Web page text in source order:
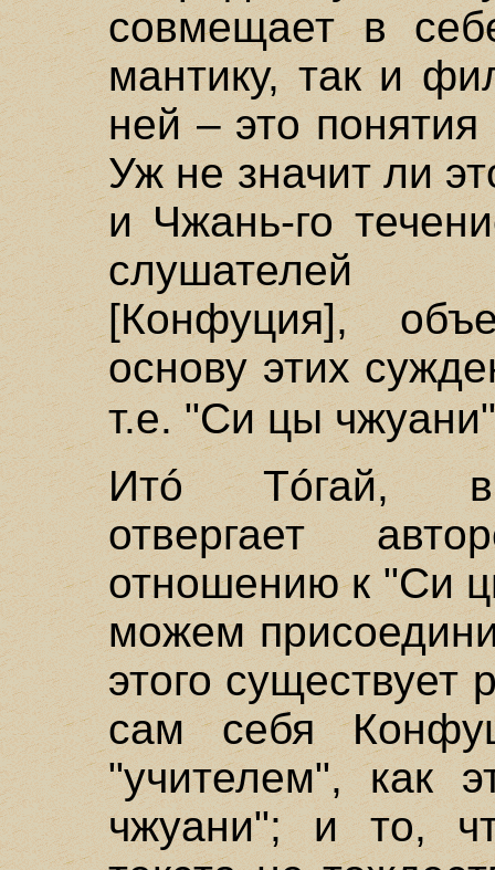
совмещает в
мантику, так и
ней – это
Уж не значит ли
и Чжань-го
слушателей
[Конфуция],
основу этих
т.е. "Си цы
Итó Тóгай,
отвергает
отношению к "Си
можем
этого существует
сам себя
"учителем", как
чжуани"; и то,